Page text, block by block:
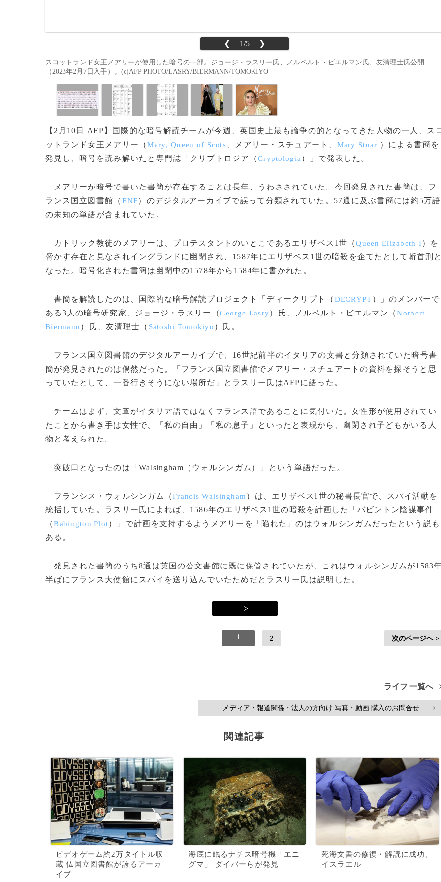
❮ 1/5 ❯
スコットランド女王メアリーが使用した暗号の一部。ジョージ・ラスリー氏、ノルベルト・ビエルマン氏、友清理士氏公開
（2023年2月7日入手）。(c)AFP PHOTO/LASRY/BIERMANN/TOMOKIYO
【2月10日 AFP】国際的な暗号解読チームが今週、英国史上最も論争の的となってきた人物の一人、ス
ットランド女王メアリー（Mary, Queen of Scots 、メアリー・スチュアート、 Mary Stuart ）による書簡を
発見し、暗号を読み解いたと専門誌「クリプトロジア（Cryptologia ）」で発表した。
メアリーが暗号で書いた書簡が存在することは長年、うわさされていた。今回発見された書簡は、フ
ランス国立図書館（ BNF）のデジタルアーカイブで誤って分類されていた。57通に及ぶ書簡には約5万語
の未知の単語が含まれていた。
カトリック教徒のメアリーは、プロテスタントのいとこであるエリザベス1世（Queen Elizabeth I）を
脅かす存在と見なされイングランドに幽閉され、1587年にエリザベス1世の暗殺を企てたとして斬首刑
なった。暗号化された書簡は幽閉中の1578年から1584年に書かれた。
書簡を解読したのは、国際的な暗号解読プロジェクト「ディークリプト（ DECRYPT ）」のメンバーで
ある3人の暗号研究家、ジョージ・ラスリー（George Lasry）氏、ノルベルト・ビエルマン（Norbert
Biermann ）氏、友清理士（ Satoshi Tomokiyo ）氏。
フランス国立図書館のデジタルアーカイブで、16世紀前半のイタリアの文書と分類されていた暗号書
簡が発見されたのは偶然だった。「フランス国立図書館でメアリー・スチュアートの資料を探そうと思
っていたとして、一番行きそうにない場所だ」とラスリー氏はAFPに語った。
チームはまず、文章がイタリア語ではなくフランス語であることに気付いた。女性形が使用されてい
たことから書き手は女性で、「私の自由」「私の息子」といったと表現から、幽閉され子どもがいる人
物と考えられた。
突破口となったのは「Walsingham（ウォルシンガム）」という単語だった。
フランシス・ウォルシンガム（Francis Walsingham ）は、エリザベス1世の秘書長官で、スパイ活動を
統括していた。ラスリー氏によれば、1586年のエリザベス1世の暗殺を計画した「バビントン陰謀事件
（Babington Plot）」で計画を支持するようメアリーを「陥れた」のはウォルシンガムだったという説も
ある。
発見された書簡のうち8通は英国の公文書館に既に保管されていたが、これはウォルシンガムが1583
半ばにフランス大使館にスパイを送り込んでいたためだとラスリー氏は説明した。
>
1 2 次のページヘ >
ライフ 一覧へ
メディア・報道関係・法人の方向け 写真・動画 購入のお問合せ >
関連記事
ビデオゲーム約2万タイトル収
蔵 仏国立図書館が誇るアーカ
イブ
海底に眠るナチス暗号機「エニ
グマ」 ダイバーらが発見
死海文書の修復・解読に成功、
イスラエル